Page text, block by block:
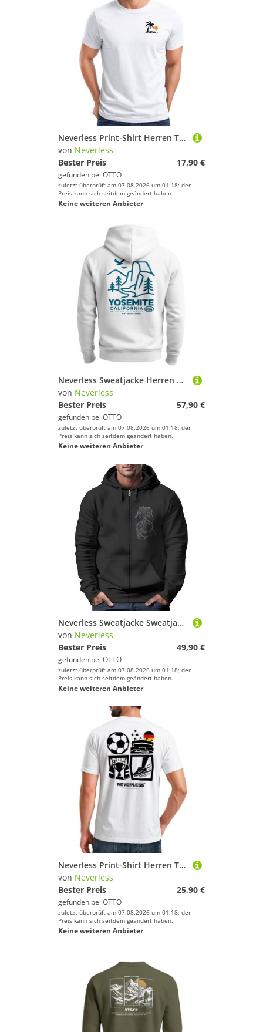
Neverless Print-Shirt Herren T-Shirt Frontprint - Design Palme - Baumwollshirt Männer mit Print
von Neverless
Bester Preis
17,90 €
gefunden bei OTTO
zuletzt überprüft am 07.08.2026 um 01:18; der
Preis kann sich seitdem geändert haben.
Keine weiteren Anbieter
Neverless Sweatjacke Herren Sweatjacke Backprint Yosemite National Park Zipjacke
von Neverless
Bester Preis
57,90 €
gefunden bei OTTO
zuletzt überprüft am 07.08.2026 um 01:18; der
Preis kann sich seitdem geändert haben.
Keine weiteren Anbieter
Neverless Sweatjacke Sweatjacke Herren mit Kapuze Wikinger Kompass Fenris Wolf Vegvisir
von Neverless
Bester Preis
49,90 €
gefunden bei OTTO
zuletzt überprüft am 07.08.2026 um 01:18; der
Preis kann sich seitdem geändert haben.
Keine weiteren Anbieter
Neverless Print-Shirt Herren T-Shirt Frontprint - Design Football Icons - Baumwollshirt mit Print
von Neverless
Bester Preis
25,90 €
gefunden bei OTTO
zuletzt überprüft am 07.08.2026 um 01:18; der
Preis kann sich seitdem geändert haben.
Keine weiteren Anbieter